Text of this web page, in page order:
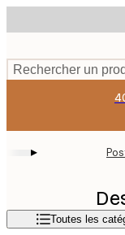
to
content.
Rechercher un
▸
Toutes les